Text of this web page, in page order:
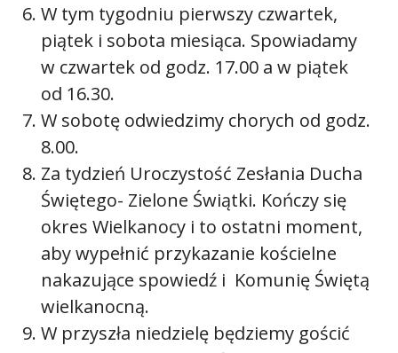
W tym tygodniu pierwszy czwartek,
piątek i sobota miesiąca. Spowiadamy
w czwartek od godz. 17.00 a w piątek
od 16.30.
W sobotę odwiedzimy chorych od godz.
8.00.
Za tydzień Uroczystość Zesłania Ducha
Świętego- Zielone Świątki. Kończy się
okres Wielkanocy i to ostatni moment,
aby wypełnić przykazanie kościelne
nakazujące spowiedź i Komunię Świętą
wielkanocną.
W przyszła niedzielę będziemy gościć